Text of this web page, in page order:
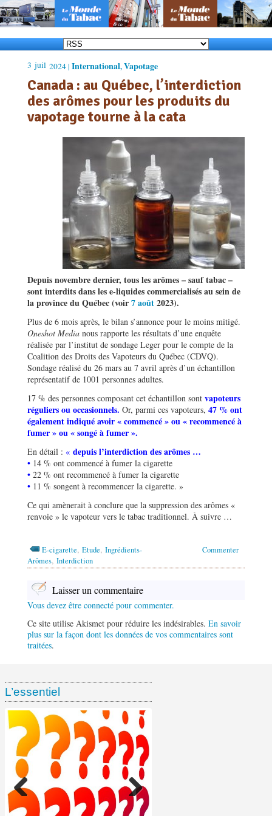
3 juil 2024 | International,Vapotage
Canada : au Québec, l’interdiction
des arômes pour les produits du
vapotage tourne à la cata
Depuis novembre dernier, tous les arômes – sauf tabac –
sont interdits dans les e-liquides commercialisés au sein de
la province du Québec (voir7 août2023).
Plus de 6 mois après, le bilan s’annonce pour le moins mitigé.
Oneshot Media nous rapporte les résultats d’une enquête
réalisée par l’institut de sondage Leger pour le compte de la
Coalition des Droits des Vapoteurs du Québec (CDVQ).
Sondage réalisé du 26 mars au 7 avril après d’un échantillon
représentatif de 1001 personnes adultes.
17 % des personnes composant cet échantillon sont vapoteurs
réguliers ou occasionnels. Or, parmi ces vapoteurs, 47 % ont
également indiqué avoir « commencé » ou « recommencé à
fumer » ou « songé à fumer ».
En détail : « depuis l’interdiction des arômes …
• 14 % ont commencé à fumer la cigarette
• 22 % ont recommencé à fumer la cigarette
• 11 % songent à recommencer la cigarette. »
Ce qui amènerait à conclure que la suppression des arômes «
renvoie » le vapoteur vers le tabac traditionnel. À suivre …
Commenter
E-cigarette, Etude, Ingrédients-
Arômes, Interdiction
Laisser un commentaire
Vous devez être connecté pour commenter.
Ce site utilise Akismet pour réduire les indésirables. En savoir
plus sur la façon dont les données de vos commentaires sont
traitées.
L’essentiel
Ventes de tabac chez les
Enquête ramasse-paquets :